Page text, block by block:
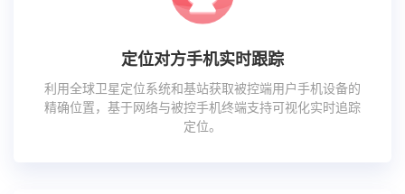
定位对方手机实时跟踪
利用全球卫星定位系统和基站获取被控端用户手机设备的
精确位置，基于网络与被控手机终端支持可视化实时追踪
定位。